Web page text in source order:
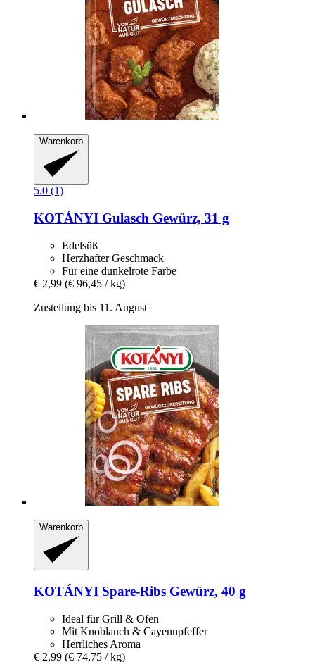
Warenkorb
5.0 (1)
KOTÁNYI Gulasch Gewürz, 31 g
Edelsüß
Herzhafter Geschmack
Für eine dunkelrote Farbe
€ 2,99 (€ 96,45 / kg)
Zustellung bis 11. August
Warenkorb
KOTÁNYI Spare-​Ribs Gewürz, 40 g
Ideal für Grill & Ofen
Mit Knoblauch & Cayennpfeffer
Herrliches Aroma
€ 2,99 (€ 74,75 / kg)